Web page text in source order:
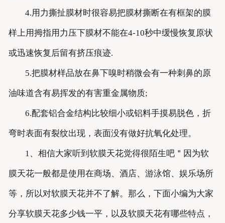
4.用力撕扯膜材时很容易把膜材撕断在有框架的膜
样上用拇指用力压下膜材不能在4-10秒中缓慢恢复原状
或迅速恢复后留有挤压痕迹.
5.把膜材样品放在鼻下嗅时稍微会有一种刺鼻的原
油味道含有易挥发的有害重金属物质;
6.配套铝合金结构比较细小或铝料手摸易脱色，折
弯时表面有裂纹出现，表面没有做好抗氧化处理。
1、相信大家听到软膜天花觉得很陌生吧＂因为软
膜天花一般都是使用在商场、酒店、游泳馆、娱乐场所
等，所以对软膜天花并不了解。那么，下面小编为大家
分享软膜天花多少钱一平，以及软膜天花有哪些特点，